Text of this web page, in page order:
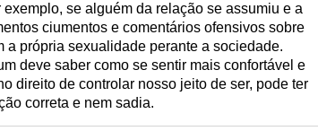
se alguém da relação se assumiu e a
ciumentos e comentários ofensivos sobre
a própria sexualidade perante a sociedade.
deve saber como se sentir mais confortável e
direito de controlar nosso jeito de ser, pode ter
correta e nem sadia.